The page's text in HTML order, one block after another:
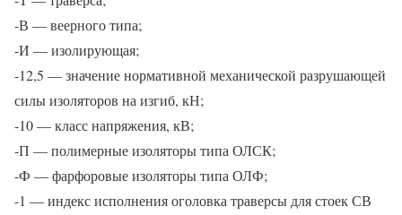
-В — веерного типа;
-И — изолирующая;
-12,5 — значение нормативной механической разрушающей
силы изоляторов на изгиб, кН;
-10 — класс напряжения, кВ;
-П — полимерные изоляторы типа ОЛСК;
-Ф — фарфоровые изоляторы типа ОЛФ;
-1 — индекс исполнения оголовка траверсы для стоек СВ